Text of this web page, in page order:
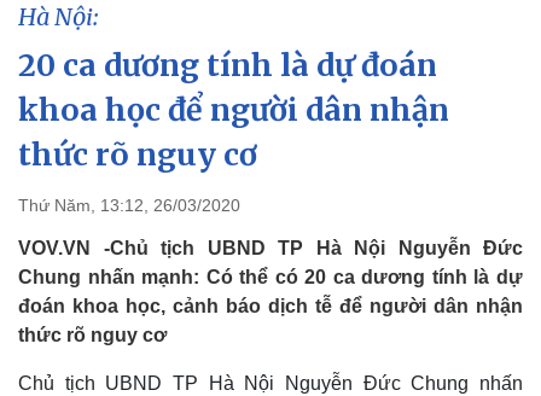
Chính trị
Đảng
Tổ chức nhân sự
Quốc hội
Nhận diện sự thật
Tin 24h
Dự báo thời tiết
Giáo dục
Hà Nội:
20 ca dương tính là dự đoán
khoa học để người dân nhận
thức rõ nguy cơ
Thứ Năm, 13:12, 26/03/2020
VOV.VN -Chủ tịch UBND TP Hà Nội Nguyễn Đức
Chung nhấn mạnh: Có thể có 20 ca dương tính là dự
đoán khoa học, cảnh báo dịch tễ để người dân nhận
thức rõ nguy cơ
Chủ tịch UBND TP Hà Nội Nguyễn Đức Chung nhấn